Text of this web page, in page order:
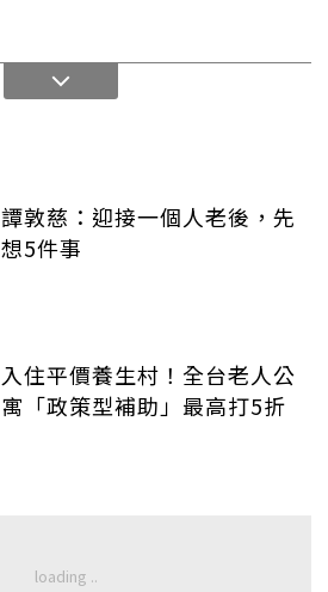
譚敦慈：迎接一個人老後，先
想5件事
入住平價養生村！全台老人公
寓「政策型補助」最高打5折